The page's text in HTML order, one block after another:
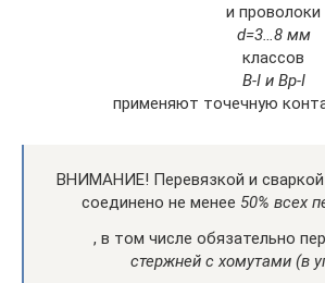
и проволоки
d=3…8 мм
классов
B-I и Bp-I
применяют точечную
ВНИМАНИЕ! Перевязкой и
соединено не менее 50% всех
, в том числе обязательно
стержней с хомутами (в